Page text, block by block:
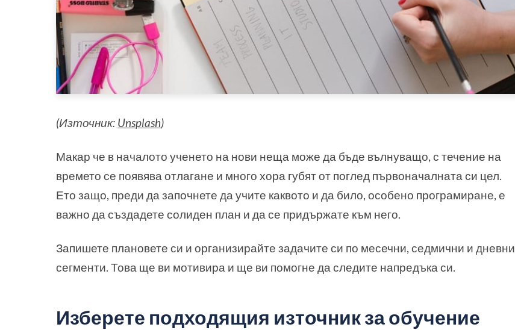
(Източник: Unsplash)
Макар че в началото ученето на нови неща може да бъде вълнуващо, с течение на
времето се появява отлагане и много хора губят от поглед първоначалната си цел.
Ето защо, преди да започнете да учите каквото и да било, особено програмиране, е
важно да създадете солиден план и да се придържате към него.
Запишете плановете си и организирайте задачите си по месечни, седмични и дневни
сегменти. Това ще ви мотивира и ще ви помогне да следите напредъка си.
Изберете подходящия източник за обучение